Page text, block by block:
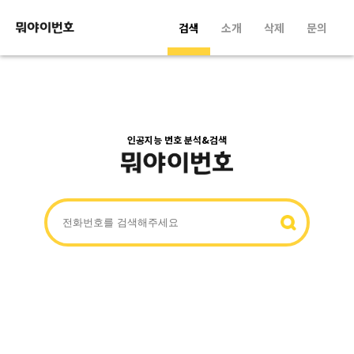
검색 소개 삭제 문의
인공지능 번호 분석&검색